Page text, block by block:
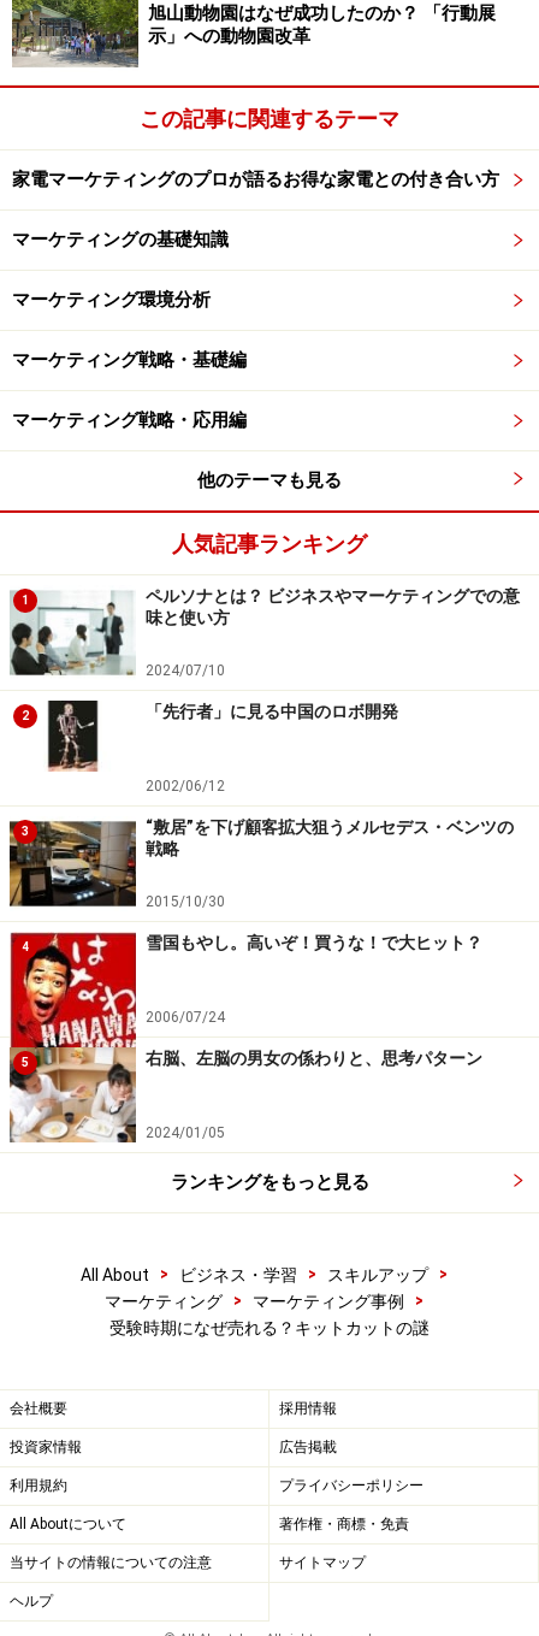
旭山動物園はなぜ成功したのか？ 「行動展
示」への動物園改革
この記事に関連するテーマ
家電マーケティングのプロが語るお得な家電との付き合い方
マーケティングの基礎知識
マーケティング環境分析
マーケティング戦略・基礎編
マーケティング戦略・応用編
他のテーマも見る
人気記事ランキング
1
ペルソナとは？ ビジネスやマーケティングでの意
味と使い方
2024/07/10
2 「先行者」に見る中国のロボ開発
2002/06/12
3
“敷居”を下げ顧客拡大狙うメルセデス・ベンツの
戦略
2015/10/30
4 雪国もやし。高いぞ！買うな！で大ヒット？
2006/07/24
5 右脳、左脳の男女の係わりと、思考パターン
2024/01/05
ランキングをもっと見る
All About > ビジネス・学習 > スキルアップ
>
マーケティング
> マーケティング事例
>
受験時期になぜ売れる？キットカットの謎
会社概要 採用情報
投資家情報 広告掲載
利用規約 プライバシーポリシー
All Aboutについて 著作権・商標・免責
当サイトの情報についての注意 サイトマップ
ヘルプ